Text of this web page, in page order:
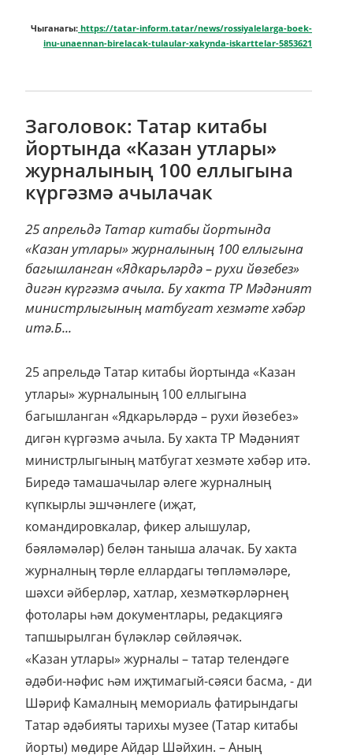
Чыганагы: https://tatar-inform.tatar/news/rossiyalelarga-boek-
inu-unaennan-birelacak-tulaular-xakynda-iskarttelar-5853621
Заголовок: Татар китабы
йортында «Казан утлары»
журналының 100 еллыгына
күргәзмә ачылачак
25 апрельдә Татар китабы йортында
«Казан утлары» журналының 100 еллыгына
багышланган «Ядкарьләрдә – рухи йөзебез»
дигән күргәзмә ачыла. Бу хакта ТР Мәдәният
министрлыгының матбугат хезмәте хәбәр
итә.Б...
25 апрельдә Татар китабы йортында «Казан
утлары» журналының 100 еллыгына
багышланган «Ядкарьләрдә – рухи йөзебез»
дигән күргәзмә ачыла. Бу хакта ТР Мәдәният
министрлыгының матбугат хезмәте хәбәр итә.
Биредә тамашачылар әлеге журналның
күпкырлы эшчәнлеге (иҗат,
командировкалар, фикер алышулар,
бәяләмәләр) белән таныша алачак. Бу хакта
журналның төрле еллардагы төпләмәләре,
шәхси әйберләр, хатлар, хезмәткәрләрнең
фотолары һәм документлары, редакциягә
тапшырылган бүләкләр сөйләячәк.
«Казан утлары» журналы – татар телендәге
әдәби-нәфис һәм иҗтимагый-сәяси басма, - ди
Шәриф Камалның мемориаль фатирындагы
Татар әдәбияты тарихы музее (Татар китабы
йорты) мөдире Айдар Шәйхин. – Аның